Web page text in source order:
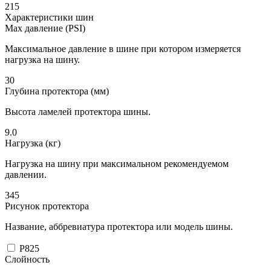
215
Характеристики шин
Max давление (PSI)
Максимальное давление в шине при котором измеряется
нагрузка на шину.
30
Глубина протектора (мм)
Высота ламелей протектора шины.
9.0
Нагрузка (кг)
Нагрузка на шину при максимальном рекомендуемом
давлении.
345
Рисунок протектора
Название, аббревиатура протектора или модель шины.
P825
Слойность